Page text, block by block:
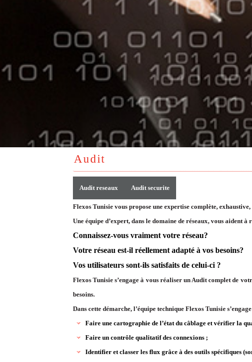
Audit
Audit reseaux Audit securite
Flexos Tunisie vous propose une expertise complète,
Une équipe d’expert, dans le domaine de réseaux, vous aident à
Connaissez-vous vraiment votre réseau?
Votre réseau est-il réellement adapté à vos besoins?
Vos utilisateurs sont-ils satisfaits de celui-ci ?
Flexos Tunisie s’engage à vous réaliser un Audit complet de
besoins.
Dans cette démarche, l’équipe technique Flexos Tunisie
Faire une cartographie de l’état du câblage et vérifier la
Faire un contrôle qualitatif des connexions ;
Identifier et classer les flux grâce à des outils spécifiques